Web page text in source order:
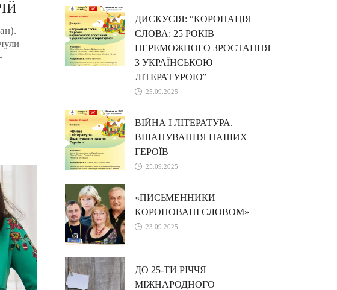
ДИСКУСІЯ: “КОРОНАЦІЯ
СЛОВА: 25 РОКІВ
ПЕРЕМОЖНОГО ЗРОСТАННЯ
З УКРАЇНСЬКОЮ
ЛІТЕРАТУРОЮ”
25.09.2025
ВІЙНА І ЛІТЕРАТУРА.
ВШАНУВАННЯ НАШИХ
ГЕРОЇВ
25.09.2025
«ПИСЬМЕННИКИ
КОРОНОВАНІ СЛОВОМ»
23.09.2025
ДО 25-ТИ РІЧЧЯ
МІЖНАРОДНОГО